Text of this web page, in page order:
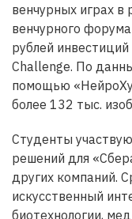
венчурных играх в
венчурного
рублей
Challenge. По
помощью
более 132 тыс.
Студенты
решений для
других компаний.
искусственный
биотехнологии,